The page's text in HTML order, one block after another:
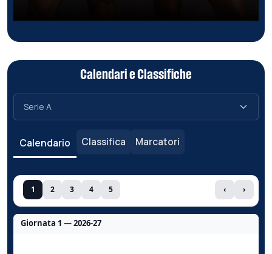
Calendari e Classifiche
Calendario Classifica Marcatori
1 2 3 4 5 ‹ ›
Giornata 1 — 2026-27